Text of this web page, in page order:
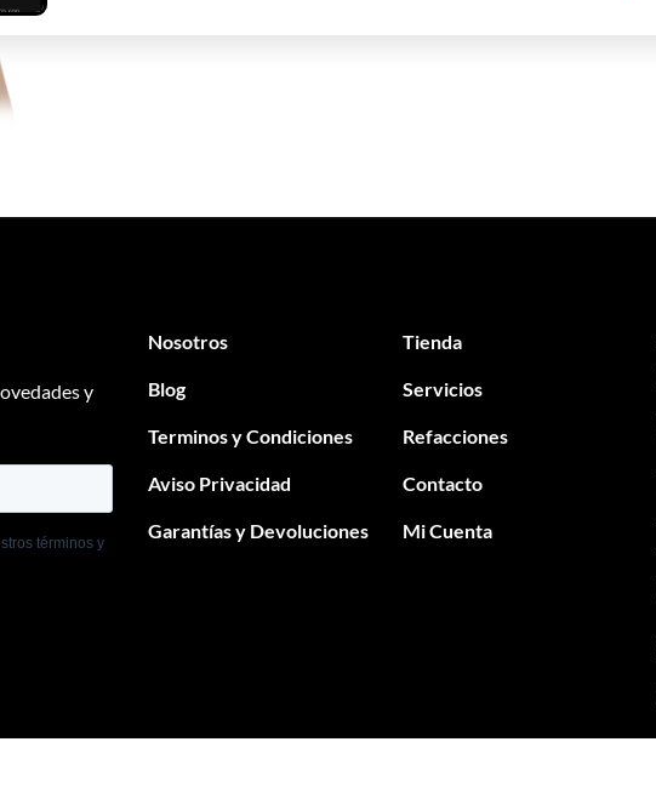
y
Nosotros
Blog
Terminos y Condiciones
Aviso Privacidad
Garantías y Devoluciones
Tienda
Servicios
Refacciones
Contacto
Mi Cuenta